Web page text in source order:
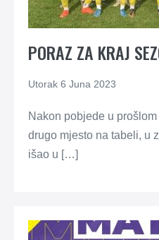
PORAZ ZA KRAJ
Utorak 6 Juna 2023
Nakon pobjede u
drugo mjesto na tabeli, u
išao u […]